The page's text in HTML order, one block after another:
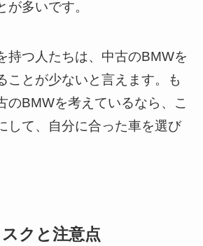
が多いです。
持つ人たちは、中古のBMWを
ことが少ないと言えます。も
のBMWを考えているなら、こ
して、自分に合った車を選び
クと注意点